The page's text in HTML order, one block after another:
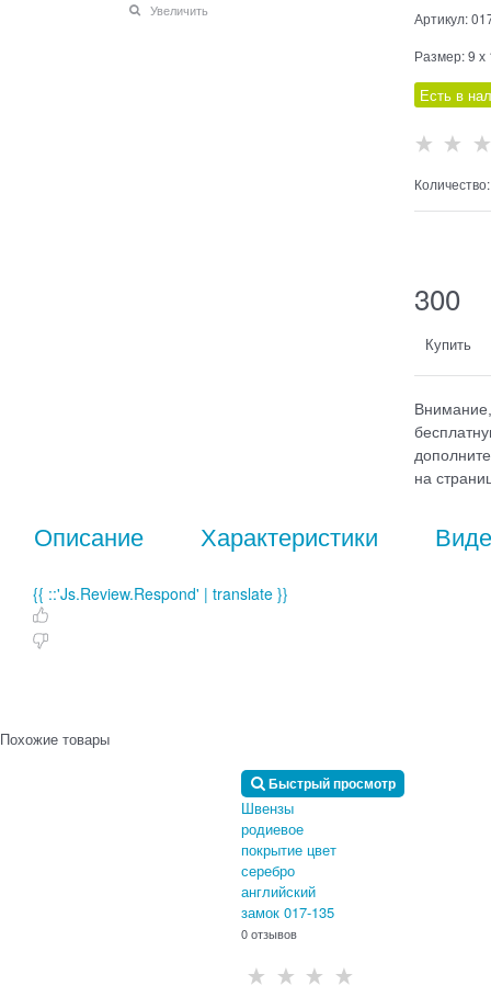
Увеличить Артикул:
Размер:9 х
Есть в
Количество:
300
Купить
на
Описание Характеристики
{{ ::'Js.Review.Respond' | translate }}
Похожие товары
Быстрый просмотр
Швензы
родиевое
покрытие цвет
серебро
английский
замок 017-135
0 отзывов